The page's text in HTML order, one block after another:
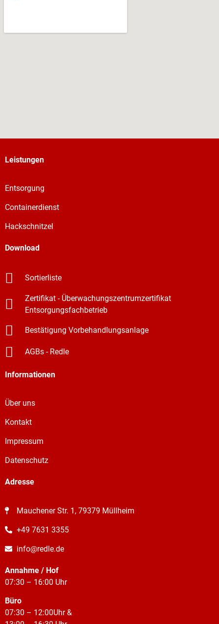
Leistungen
Entsorgung
Containerdienst
Hackschnitzel
Download
Sortierliste
Zertifikat - Überwachungszentrumzertifikat
Entsorgungsfachbetrieb
Bestätigung Vorbehandlungsanlage
AGBs - Redle
Informationen
Über uns
Kontakt
Impressum
Datenschutz
Adresse
Mauchener Str. 1, 79379 Müllheim
+49 7631 3355
info@redle.de
Annahme / Hof
07:30 – 16:00 Uhr
Büro
07:30 – 12:00Uhr &